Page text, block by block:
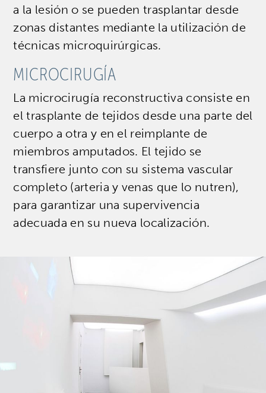
a la lesión o se pueden trasplantar desde
zonas distantes mediante la utilización de
técnicas microquirúrgicas.
MICROCIRUGÍA
La microcirugía reconstructiva consiste en
el trasplante de tejidos desde una parte del
cuerpo a otra y en el reimplante de
miembros amputados. El tejido se
transfiere junto con su sistema vascular
completo (arteria y venas que lo nutren),
para garantizar una supervivencia
adecuada en su nueva localización.